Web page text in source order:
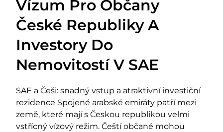
Vízum Pro Občany
České Republiky A
Investory Do
Nemovitostí V SAE
SAE a Češi: snadný vstup a atraktivní investiční
rezidence Spojené arabské emiráty patří mezi
země, které mají s Českou republikou velmi
vstřícný vízový režim. Čeští občané mohou